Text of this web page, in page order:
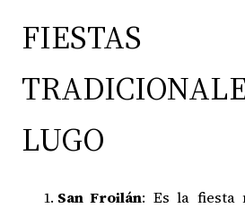
FIESTAS
LUGO
San Froilán: Es la fiesta